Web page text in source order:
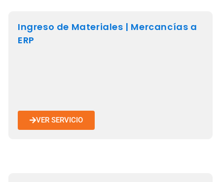
Ingreso de Materiales | Mercancías a
ERP
VER SERVICIO